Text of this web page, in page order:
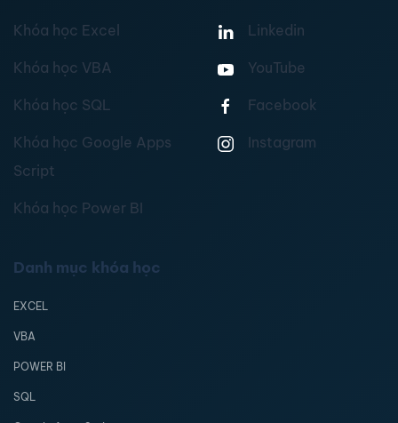
Khóa học Excel
Khóa học VBA
Khóa học SQL
Khóa học Google Apps
Script
Khóa học Power BI
Linkedin
YouTube
Facebook
Instagram
Danh mục khóa học
EXCEL
VBA
POWER BI
SQL